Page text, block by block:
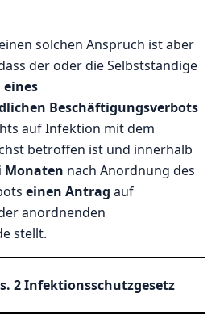
solchen Anspruch ist aber
der oder die Selbstständige
eines
Beschäftigungsverbots
auf Infektion mit dem
betroffen ist und innerhalb
Monaten nach Anordnung des
einen Antrag auf
anordnenden
stellt.
2 Infektionsschutzgesetz